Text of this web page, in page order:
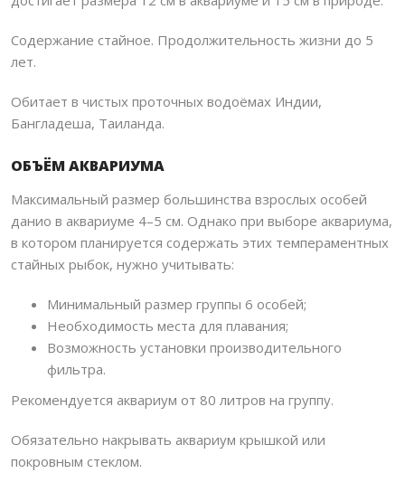
Содержание стайное. Продолжительность жизни до 5
лет.
Обитает в чистых проточных водоёмах Индии,
Бангладеша, Таиланда.
ОБЪЁМ АКВАРИУМА
Максимальный размер большинства взрослых особей
данио в аквариуме 4–5 см. Однако при выборе аквариума,
в котором планируется содержать этих темпераментных
стайных рыбок, нужно учитывать:
Минимальный размер группы 6 особей;
Необходимость места для плавания;
Возможность установки производительного
фильтра.
Рекомендуется аквариум от 80 литров на группу.
Обязательно накрывать аквариум крышкой или
покровным стеклом.